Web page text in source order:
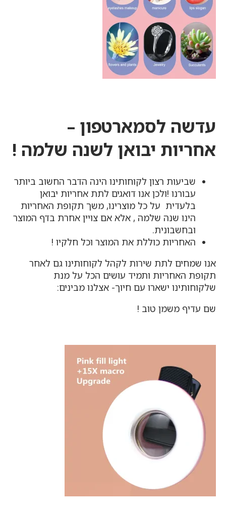
עדשה לסמארטפון –
אחריות יבואן לשנה שלמה !
שביעות רצון לקוחותינו הינה הדבר החשוב ביותר
עבורנו !ולכן אנו דואגים לתת אחריות יבואן
בלעדית על כל מוצרינו, משך תקופת האחריות
הינו שנה שלמה , אלא אם צויין אחרת בדף המוצר
ובחשבונית.
האחריות כוללת את המוצר וכל חלקיו !
אנו שמחים לתת שירות לקהל לקוחותינו גם לאחר
תקופת האחריות ותמיד עושים הכל על מנת
שלקוחותינו ישארו עם חיוך- אצלנו מבינים:
שם עדיף משמן טוב !